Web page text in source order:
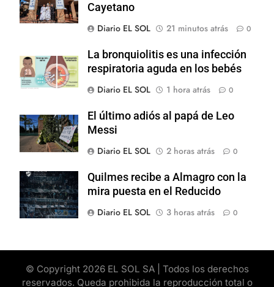
Cayetano
Diario EL SOL
21 minutos atrás 0
La bronquiolitis es una infección
respiratoria aguda en los bebés
Diario EL SOL
1 hora atrás 0
El último adiós al papá de Leo
Messi
Diario EL SOL
2 horas atrás 0
Quilmes recibe a Almagro con la
mira puesta en el Reducido
Diario EL SOL
3 horas atrás 0
© Copyright 2026 EL SOL SA | Todos los derechos
reservados. Queda prohibida la reproducción total o